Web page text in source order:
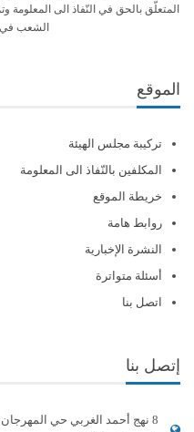
المتعلّق بالحق في النّفاذ الى
الشعب في 18 جويلية 2017
الموقع
تركيبة مجلس الهيئة
المكلفين بالنّفاذ الى المعلومة
خريطة الموقع
روابط هامة
النشرة الإخبارية
أسئلة متواترة
اتصل بنا
إتصل بنا
8 نهج أحمد الغربي حي المهرجان